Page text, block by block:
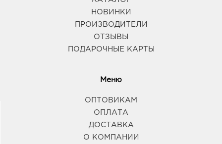
НОВИНКИ
ПРОИЗВОДИТЕЛИ
ОТЗЫВЫ
ПОДАРОЧНЫЕ КАРТЫ
Меню
ОПТОВИКАМ
ОПЛАТА
ДОСТАВКА
О КОМПАНИИ